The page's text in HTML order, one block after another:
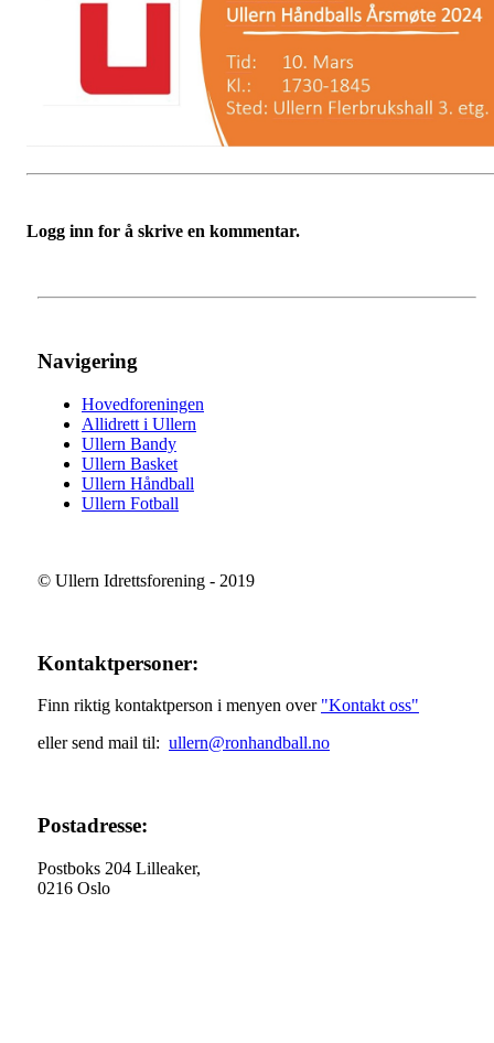
Logg inn for å skrive en kommentar.
Navigering
Hovedforeningen
Allidrett i Ullern
Ullern Bandy
Ullern Basket
Ullern Håndball
Ullern Fotball
© Ullern Idrettsforening - 2019
Kontaktpersoner:
Finn riktig kontaktperson i menyen over "Kontakt oss"
eller send mail til: ullern@ronhandball.no
Postadresse:
Postboks 204 Lilleaker,
0216 Oslo